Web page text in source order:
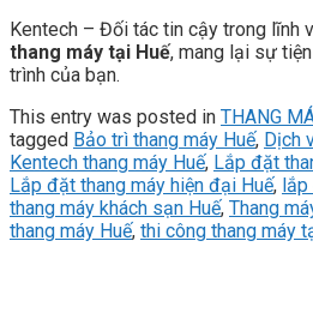
Kentech – Đối tác tin cậy trong lĩnh
thang máy tại Huế, mang lại sự
trình của bạn.
This entry was posted in THANG
tagged Bảo trì thang máy Huế, Dịch
Kentech thang máy Huế, Lắp đặt
Lắp đặt thang máy hiện đại Huế, lắp
thang máy khách sạn Huế, Thang
thang máy Huế, thi công thang máy